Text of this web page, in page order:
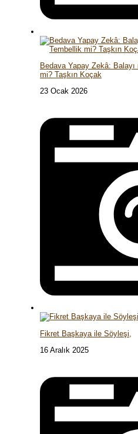
Bedava Yapay Zekâ:
mi? Taşkın Koçak
23 Ocak 2026
Fikret Başkaya ile Söyleşi,
16 Aralık 2025